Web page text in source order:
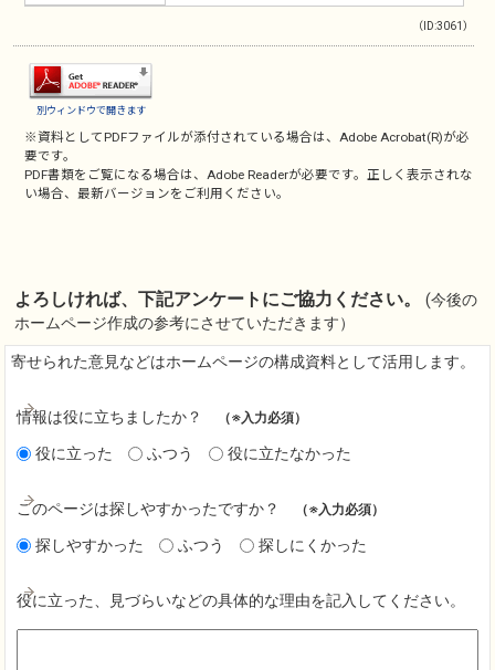
（ID:3061）
別ウィンドウで開きます
※資料としてPDFファイルが添付されている場合は、Adobe Acrobat(R)が必
要です。
PDF書類をご覧になる場合は、Adobe Readerが必要です。正しく表示されな
い場合、最新バージョンをご利用ください。